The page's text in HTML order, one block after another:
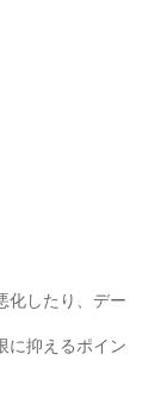
化したり、デー
に抑えるポイン